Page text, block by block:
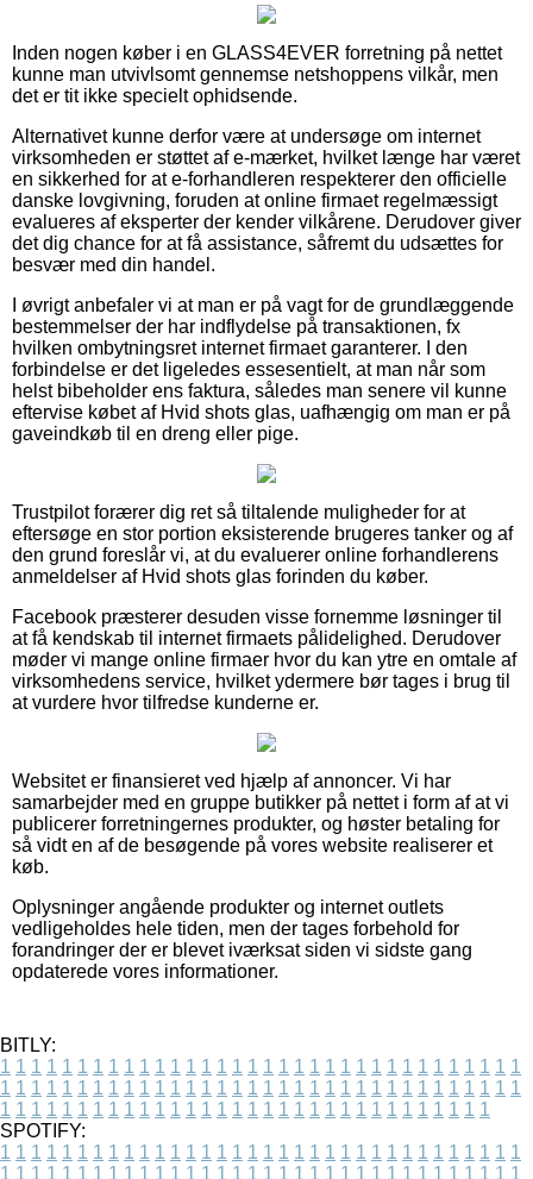
Inden nogen køber i en GLASS4EVER forretning på nettet
kunne man utvivlsomt gennemse netshoppens vilkår, men
det er tit ikke specielt ophidsende.
Alternativet kunne derfor være at undersøge om internet
virksomheden er støttet af e-mærket, hvilket længe har været
en sikkerhed for at e-forhandleren respekterer den officielle
danske lovgivning, foruden at online firmaet regelmæssigt
evalueres af eksperter der kender vilkårene. Derudover giver
det dig chance for at få assistance, såfremt du udsættes for
besvær med din handel.
I øvrigt anbefaler vi at man er på vagt for de grundlæggende
bestemmelser der har indflydelse på transaktionen, fx
hvilken ombytningsret internet firmaet garanterer. I den
forbindelse er det ligeledes essesentielt, at man når som
helst bibeholder ens faktura, således man senere vil kunne
eftervise købet af Hvid shots glas, uafhængig om man er på
gaveindkøb til en dreng eller pige.
Trustpilot forærer dig ret så tiltalende muligheder for at
eftersøge en stor portion eksisterende brugeres tanker og af
den grund foreslår vi, at du evaluerer online forhandlerens
anmeldelser af Hvid shots glas forinden du køber.
Facebook præsterer desuden visse fornemme løsninger til
at få kendskab til internet firmaets pålidelighed. Derudover
møder vi mange online firmaer hvor du kan ytre en omtale af
virksomhedens service, hvilket ydermere bør tages i brug til
at vurdere hvor tilfredse kunderne er.
Websitet er finansieret ved hjælp af annoncer. Vi har
samarbejder med en gruppe butikker på nettet i form af at vi
publicerer forretningernes produkter, og høster betaling for
så vidt en af de besøgende på vores website realiserer et
køb.
Oplysninger angående produkter og internet outlets
vedligeholdes hele tiden, men der tages forbehold for
forandringer der er blevet iværksat siden vi sidste gang
opdaterede vores informationer.
BITLY:
1 1 1 1 1 1 1 1 1 1 1 1 1 1 1 1 1 1 1 1 1 1 1 1 1 1 1 1 1 1 1 1 1 1
1 1 1 1 1 1 1 1 1 1 1 1 1 1 1 1 1 1 1 1 1 1 1 1 1 1 1 1 1 1 1 1 1 1
1 1 1 1 1 1 1 1 1 1 1 1 1 1 1 1 1 1 1 1 1 1 1 1 1 1 1 1 1 1 1 1
SPOTIFY:
1 1 1 1 1 1 1 1 1 1 1 1 1 1 1 1 1 1 1 1 1 1 1 1 1 1 1 1 1 1 1 1 1 1
1 1 1 1 1 1 1 1 1 1 1 1 1 1 1 1 1 1 1 1 1 1 1 1 1 1 1 1 1 1 1 1 1 1